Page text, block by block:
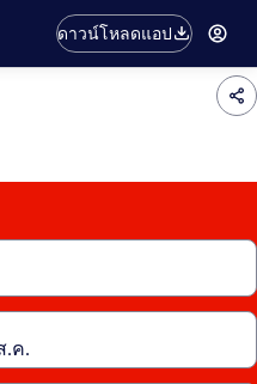
ดาวน์โหลดแอป